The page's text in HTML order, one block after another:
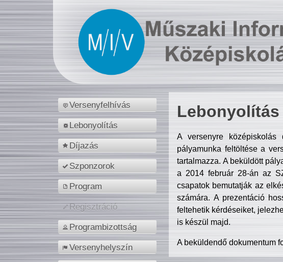
Versenyfelhívás
Lebonyolítás
Díjazás
Szponzorok
Program
Regisztráció
Programbizottság
Versenyhelyszín
Lebonyolítás
A versenyre középiskolás
pályamunka feltöltése a
tartalmazza. A beküldött
a 2014 február 28-án az
csapatok bemutatják az
számára. A prezentáció
feltehetik kérdéseiket,
is készül majd.
A beküldendő dokumentum